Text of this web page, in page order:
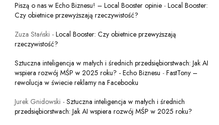
Piszą o nas w Echo Biznesu! – Local Booster opinie - Local Booster:
Czy obietnice przewyższają rzeczywistość?
Zuza Stański - Local Booster: Czy obietnice przewyższają
rzeczywistość?
Sztuczna inteligencja w małych i średnich przedsiębiorstwach: Jak AI
wspiera rozwój MŚP w 2025 roku? - Echo Biznesu - FastTony –
rewolucja w świecie reklamy na Facebooku
Jurek Gnidowski - Sztuczna inteligencja w małych i średnich
przedsiębiorstwach: Jak AI wspiera rozwój MŚP w 2025 roku?